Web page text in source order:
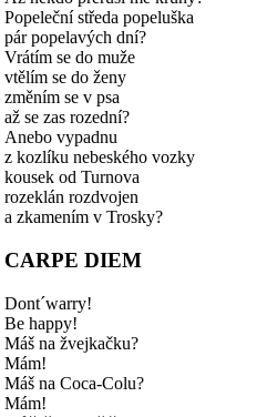
Popeleční středa popeluška
pár popelavých dní?
Vrátím se do muže
vtělím se do ženy
změním se v psa
až se zas rozední?
Anebo vypadnu
z kozlíku nebeského vozky
kousek od Turnova
rozeklán rozdvojen
a zkamením v Trosky?
CARPE DIEM
Dont´warry!
Be happy!
Máš na žvejkačku?
Mám!
Máš na Coca-Colu?
Mám!